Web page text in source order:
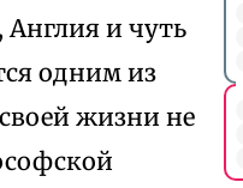
Англия и чуть
одним из
жизни не